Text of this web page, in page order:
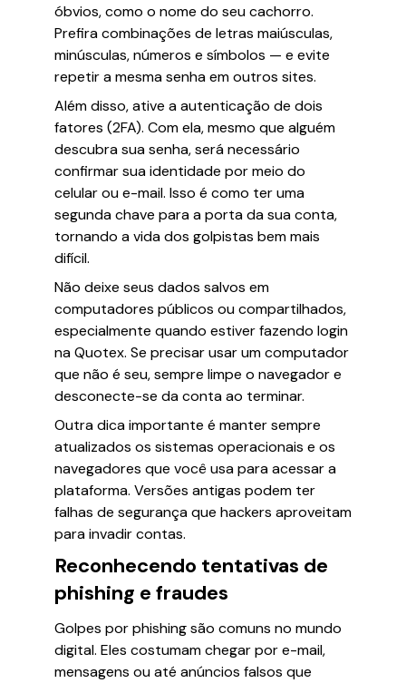
óbvios, como o nome do seu cachorro.
Prefira combinações de letras maiúsculas,
minúsculas, números e símbolos — e evite
repetir a mesma senha em outros sites.
Além disso, ative a autenticação de dois
fatores (2FA). Com ela, mesmo que alguém
descubra sua senha, será necessário
confirmar sua identidade por meio do
celular ou e-mail. Isso é como ter uma
segunda chave para a porta da sua conta,
tornando a vida dos golpistas bem mais
difícil.
Não deixe seus dados salvos em
computadores públicos ou compartilhados,
especialmente quando estiver fazendo login
na Quotex. Se precisar usar um computador
que não é seu, sempre limpe o navegador e
desconecte-se da conta ao terminar.
Outra dica importante é manter sempre
atualizados os sistemas operacionais e os
navegadores que você usa para acessar a
plataforma. Versões antigas podem ter
falhas de segurança que hackers aproveitam
para invadir contas.
Reconhecendo tentativas de
phishing e fraudes
Golpes por phishing são comuns no mundo
digital. Eles costumam chegar por e-mail,
mensagens ou até anúncios falsos que